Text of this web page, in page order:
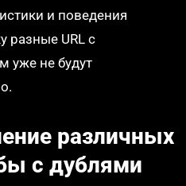
и поведения
разные URL с
не будут
различных
с дублями